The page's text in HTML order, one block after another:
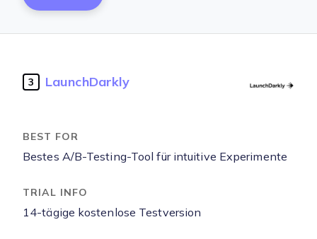
3 LaunchDarkly
Bestes A/B-Testing-Tool für intuitive Experimente
14-tägige kostenlose Testversion